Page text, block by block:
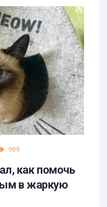
999
как помочь
в жаркую